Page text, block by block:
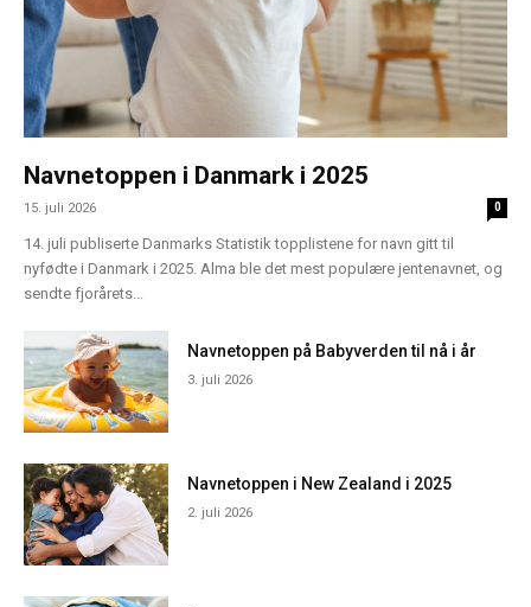
Navnetoppen i Danmark i 2025
15. juli 2026 0
14. juli publiserte Danmarks Statistik topplistene for navn gitt til
nyfødte i Danmark i 2025. Alma ble det mest populære jentenavnet, og
sendte fjorårets...
Navnetoppen på Babyverden til nå i år
3. juli 2026
Navnetoppen i New Zealand i 2025
2. juli 2026